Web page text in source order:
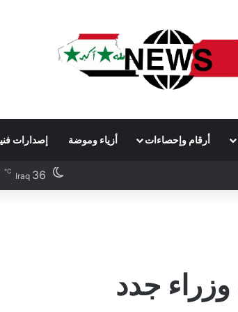
أرقام وإحصاءات أزياء وموضة إصدارات
Iraq 36
℃